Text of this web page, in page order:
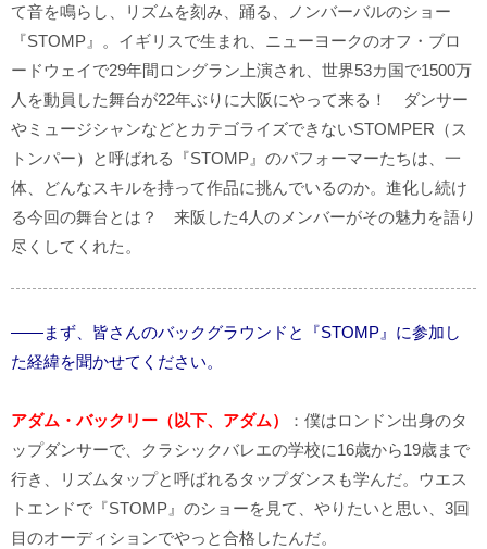
て音を鳴らし、リズムを刻み、踊る、ノンバーバルのショー
『STOMP』。イギリスで生まれ、ニューヨークのオフ・ブロ
ードウェイで29年間ロングラン上演され、世界53カ国で1500万
人を動員した舞台が22年ぶりに大阪にやって来る！ ダンサー
やミュージシャンなどとカテゴライズできないSTOMPER（ス
トンパー）と呼ばれる『STOMP』のパフォーマーたちは、一
体、どんなスキルを持って作品に挑んでいるのか。進化し続け
る今回の舞台とは？ 来阪した4人のメンバーがその魅力を語り
尽くしてくれた。
――まず、皆さんのバックグラウンドと『STOMP』に参加し
た経緯を聞かせてください。
アダム・バックリー（以下、アダム）
：僕はロンドン出身のタ
ップダンサーで、クラシックバレエの学校に16歳から19歳まで
行き、リズムタップと呼ばれるタップダンスも学んだ。ウエス
トエンドで『STOMP』のショーを見て、やりたいと思い、3回
目のオーディションでやっと合格したんだ。